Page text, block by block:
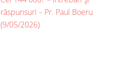
răspunsuri – Pr. Paul Boeru
(9/05/2026)